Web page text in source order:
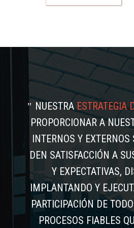
NUESTRAESTRATEGIA
PROPORCIONAR A
INTERNOS Y EXTERNOS
DEN SATISFACCIÓN A
Y EXPECTATIVAS,
IMPLANTANDO Y
PARTICIPACIÓN DE
PROCESOS FIABLES